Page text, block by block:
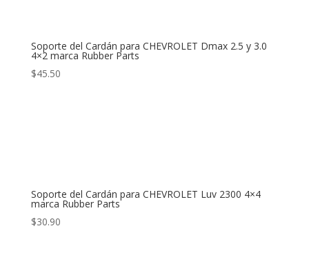
Soporte del Cardán para CHEVROLET Dmax 2.5 y 3.0
4×2 marca Rubber Parts
$45.50
Soporte del Cardán para CHEVROLET Luv 2300 4×4
marca Rubber Parts
$30.90